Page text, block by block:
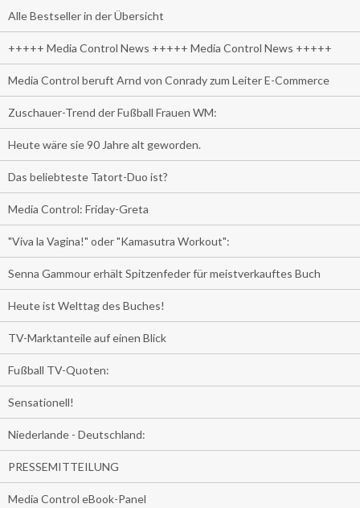
Alle Bestseller in der Übersicht
+++++ Media Control News +++++ Media Control News +++++
Media Control beruft Arnd von Conrady zum Leiter E-Commerce
Zuschauer-Trend der Fußball Frauen WM:
Heute wäre sie 90 Jahre alt geworden.
Das beliebteste Tatort-Duo ist?
Media Control: Friday-Greta
"Viva la Vagina!" oder "Kamasutra Workout":
Senna Gammour erhält Spitzenfeder für meistverkauftes Buch
Heute ist Welttag des Buches!
TV-Marktanteile auf einen Blick
Fußball TV-Quoten:
Sensationell!
Niederlande - Deutschland:
PRESSEMITTEILUNG
Media Control eBook-Panel